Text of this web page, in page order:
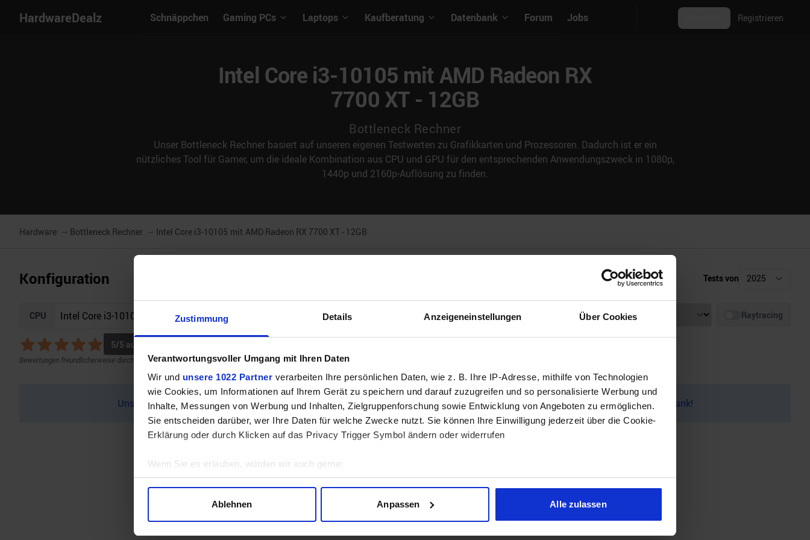
Zustimmung Details Anzeigeneinstellungen Über Cookies
Verantwortungsvoller Umgang mit Ihren Daten
Wir und unsere 1022 Partner verarbeiten Ihre persönlichen Daten, wie z. B. Ihre IP-Adresse, mithilfe von Technologien
wie Cookies, um Informationen auf Ihrem Gerät zu speichern und darauf zuzugreifen und so personalisierte Werbung und
Inhalte, Messungen von Werbung und Inhalten, Zielgruppenforschung sowie Entwicklung von Angeboten zu ermöglichen.
Sie entscheiden darüber, wer Ihre Daten für welche Zwecke nutzt. Sie können Ihre Einwilligung jederzeit über die Cookie-
Erklärung oder durch Klicken auf das Privacy Trigger Symbol ändern oder widerrufen
Wenn Sie es erlauben, würden wir auch gerne:
Informationen über Ihre geografische Lage erfassen, welche bis auf einige Meter genau sein können
Erfahren Sie mehr darüber, wie Ihre persönlichen Daten verarbeitet werden, und legen Sie Ihre Präferenzen im
Ablehnen Anpassen Alle zulassen
HardwareDealz Schnäppchen Gaming PCs Laptops Kaufberatung Datenbank Forum Jobs Registrieren
Intel Core i3-10105 mit AMD Radeon RX
7700 XT - 12GB
Bottleneck Rechner
Unser Bottleneck Rechner basiert auf unseren eigenen Testwerten zu Grafikkarten und Prozessoren. Dadurch ist er ein
nützliches Tool für Gamer, um die ideale Kombination aus CPU und GPU für den entsprechenden Anwendungszweck in 1080p,
1440p und 2160p-Auflösung zu finden.
Hardware Bottleneck Rechner Intel Core i3-10105 mit AMD Radeon RX 7700 XT - 12GB
Konfiguration Tests von
CPU
5/5 aus
Bewertungen freundlicherweise durch Geizhals bereitgestellt. Bewertungen freundlicherweise durch Geizhals bereitgestellt.
Auflösung Raytracing
Unser Bottleneck Rechner befindet sich aktuell in der Beta-Phase! Bugs und Fehler gerne bei uns auf demDiscordmelden. Vielen Dank!